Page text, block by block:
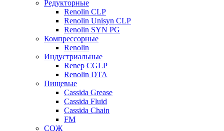
Редукторные
Renolin CLP
Renolin Unisyn CLP
Renolin SYN PG
Компрессорные
Renolin
Индустриальные
Renep CGLP
Renolin DTA
Пищевые
Cassida Grease
Cassida Fluid
Cassida Chain
FM
СОЖ